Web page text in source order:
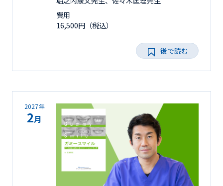
費用
16,500円（税込）
後で読む
2027年
2月